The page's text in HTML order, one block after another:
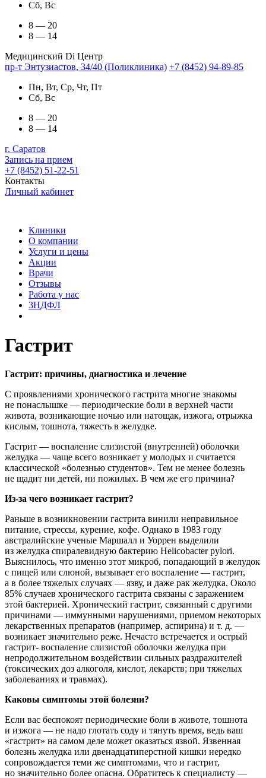
Сб, Вс
8 — 20
8 — 14
Медицинский Di Центр
пр-т Энтузиастов, 34/40 (Поликлиника) +7 (8452) 94-89-85
Пн, Вт, Ср, Чт, Пт
Сб, Вс
8 — 20
8 — 14
г. Саратов
Запись на прием
+7 (8452) 51-22-51
Контакты
Личный кабинет
Клиники
О компании
Услуги и цены
Акции
Врачи
Отзывы
Работа у нас
3НДФЛ
Гастрит
Гастрит: причины, диагностика и лечение
С проявлениями хронического гастрита многие знакомы
не понаслышке — периодические боли в верхней части
живота, возникающие ночью или натощак, изжога, отрыжка
кислым, тошнота, тяжесть в желудке.
Гастрит — воспаление слизистой (внутренней) оболочки
желудка — чаще всего возникает у молодых и считается
классической «болезнью студентов». Тем не менее болезнь
не щадит ни детей, ни пожилых. В чем же его причина?
Из-за чего возникает гастрит?
Раньше в возникновении гастрита винили неправильное
питание, стрессы, курение, кофе. Однако в 1983 году
австралийские ученые Маршалл и Уоррен выделили
из желудка спиралевидную бактерию Helicobacter pylori.
Выяснилось, что именно этот микроб, попадающий в желудок
с пищей или слюной, вызывает его воспаление — гастрит,
а в более тяжелых случаях — язву, и даже рак желудка. Около
85% случаев хронического гастрита связаны с заражением
этой бактерией. Хронический гастрит, связанный с другими
причинами — иммунными нарушениями, приемом некоторых
лекарственных препаратов (например, аспирина) и т. д. —
возникает значительно реже. Нечасто встречается и острый
гастрит- воспаление слизистой оболочки желудка при
непродолжительном воздействии сильных раздражителей
(токсических доз алкоголя, кислот, лекарств; при тяжелых
заболеваниях и травмах).
Каковы симптомы этой болезни?
Если вас беспокоят периодические боли в животе, тошнота
и изжога — не надо глотать соду и тянуть время, ведь ваш
«гастрит» на самом деле может оказаться язвой. Язвенная
болезнь желудка или двенадцатиперстной кишки нередко
сопровождается теми же симптомами, что и гастрит,
но значительно более опасна. Обратитесь к специалисту —